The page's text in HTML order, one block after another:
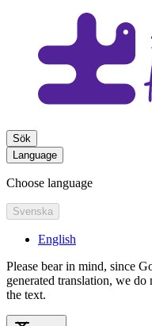
Sök
Language
Choose language
Svenska
English
Please bear in mind, since
generated translation, we
the text.